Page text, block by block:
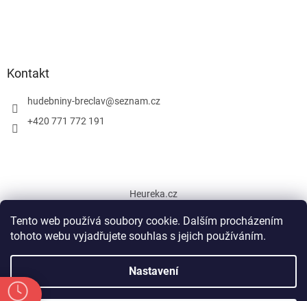
Tento web používá soubory cookie. Dalším procházením
tohoto webu vyjadřujete souhlas s jejich používáním.
Nastavení
Kontakt
hudebniny-breclav@seznam.cz
+420 771 772 191
Heureka.cz